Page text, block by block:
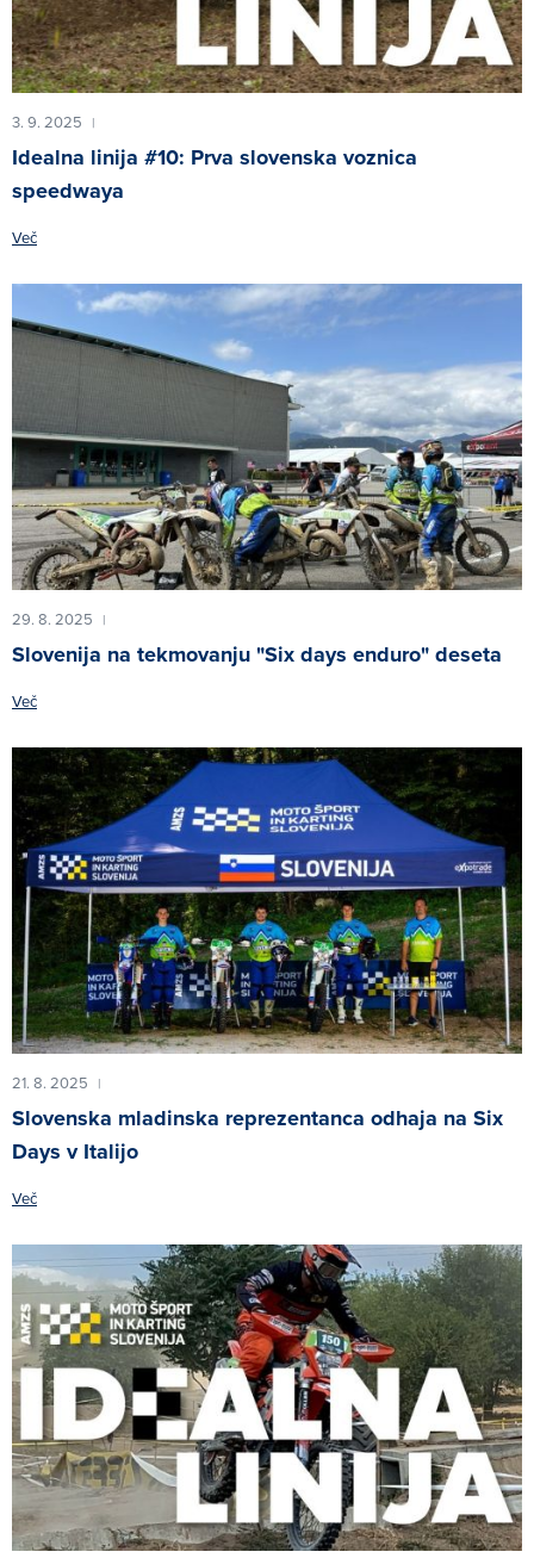
3. 9. 2025 |
Idealna linija #10: Prva slovenska voznica
speedwaya
Več
29. 8. 2025 |
Slovenija na tekmovanju "Six days enduro" deseta
Več
21. 8. 2025 |
Slovenska mladinska reprezentanca odhaja na Six
Days v Italijo
Več